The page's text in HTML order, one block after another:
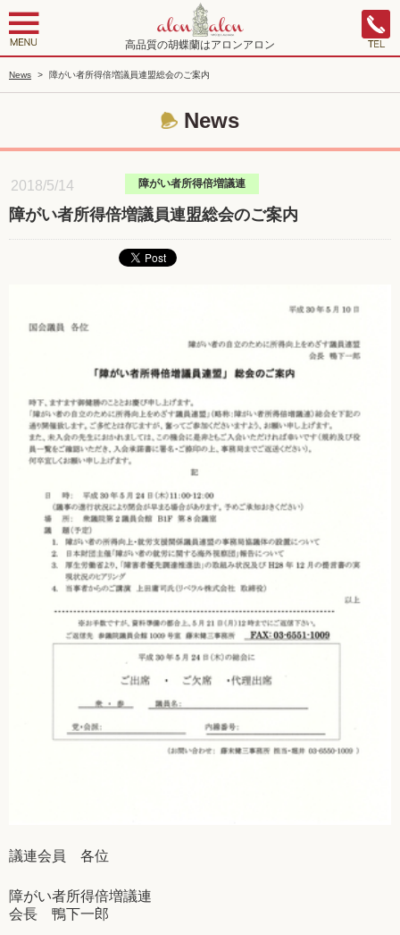
高品質の胡蝶蘭はアロンアロン
News > 障がい者所得倍増議員連盟総会のご案内
News
2018/5/14 障がい者所得倍増議連
障がい者所得倍増議員連盟総会のご案内
議連会員 各位
障がい者所得倍増議連
会長 鴨下一郎